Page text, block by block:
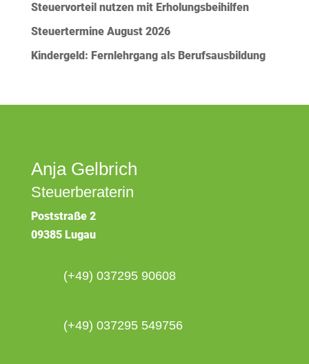
Steuervorteil nutzen mit Erholungsbeihilfen
Steuertermine August 2026
Kindergeld: Fernlehrgang als Berufsausbildung
Anja Gelbrich
Steuerberaterin
Poststraße 2
09385 Lugau
(+49) 037295 90608
(+49) 037295 549756